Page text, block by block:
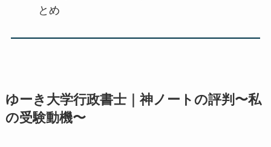
とめ
ゆーき大学行政書士｜神ノートの評判〜私
の受験動機〜